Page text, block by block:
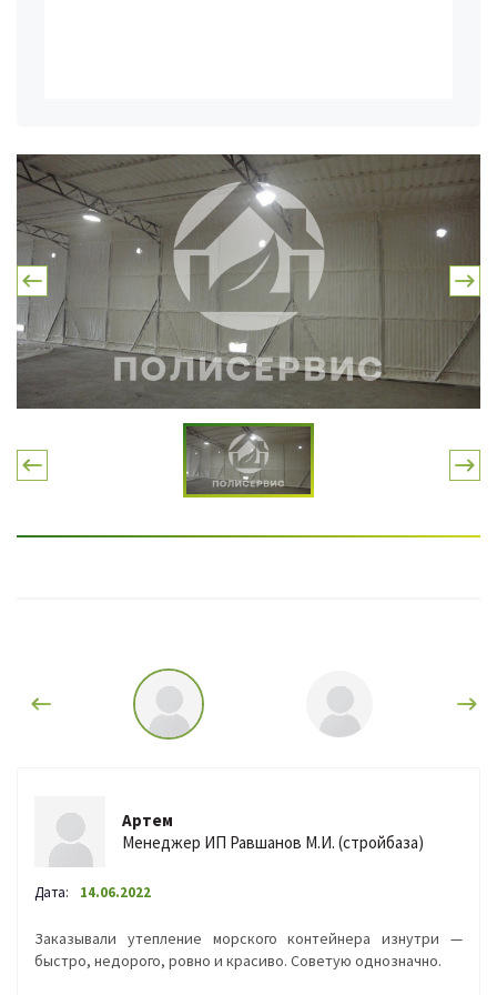
Артем
Менеджер ИП Равшанов М.И. (стройбаза)
Дата: 14.06.2022
Заказывали утепление морского контейнера изнутри —
быстро, недорого, ровно и красиво. Советую однозначно.